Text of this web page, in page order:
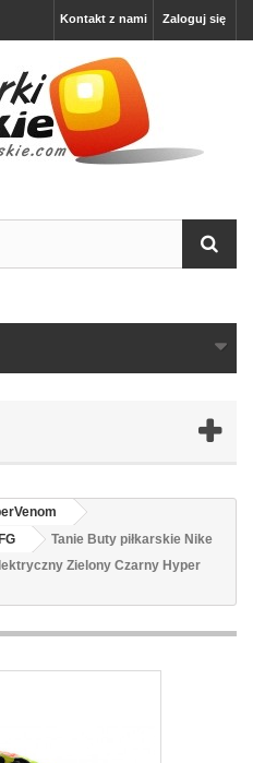
Zaloguj się
Kontakt z nami
Tanie Buty piłkarskie Nike
Zielony Czarny Hyper